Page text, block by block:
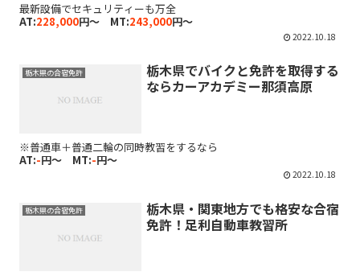
最新設備でセキュリティーも万全
AT:228,000円～ MT:243,000円～
2022.10.18
栃木県の合宿免許
栃木県でバイクと免許を取得する
ならカーアカデミー那須高原
※普通車＋普通二輪の同時教習をするなら
AT:-円～ MT:-円～
2022.10.18
栃木県の合宿免許
栃木県・関東地方でも格安な合宿
免許！足利自動車教習所